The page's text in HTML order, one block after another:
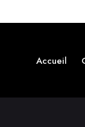
Accueil